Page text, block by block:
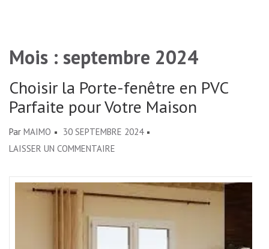
Mois : septembre 2024
Choisir la Porte-fenêtre en PVC
Parfaite pour Votre Maison
Par MAIMO
30 SEPTEMBRE 2024
LAISSER UN COMMENTAIRE
LA
PORTE-
FENÊTRE